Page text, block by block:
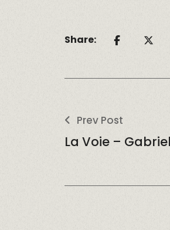
Share:
Prev Post
La Voie –